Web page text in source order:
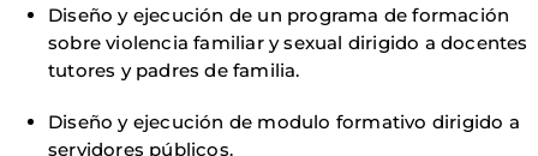
Diseño y ejecución de un programa de formación
sobre violencia familiar y sexual dirigido a docentes
tutores y padres de familia.
Diseño y ejecución de modulo formativo dirigido a
servidores públicos.